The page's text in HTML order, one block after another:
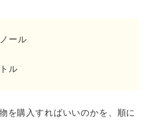
ール
ル
を購入すればいいのかを、順に